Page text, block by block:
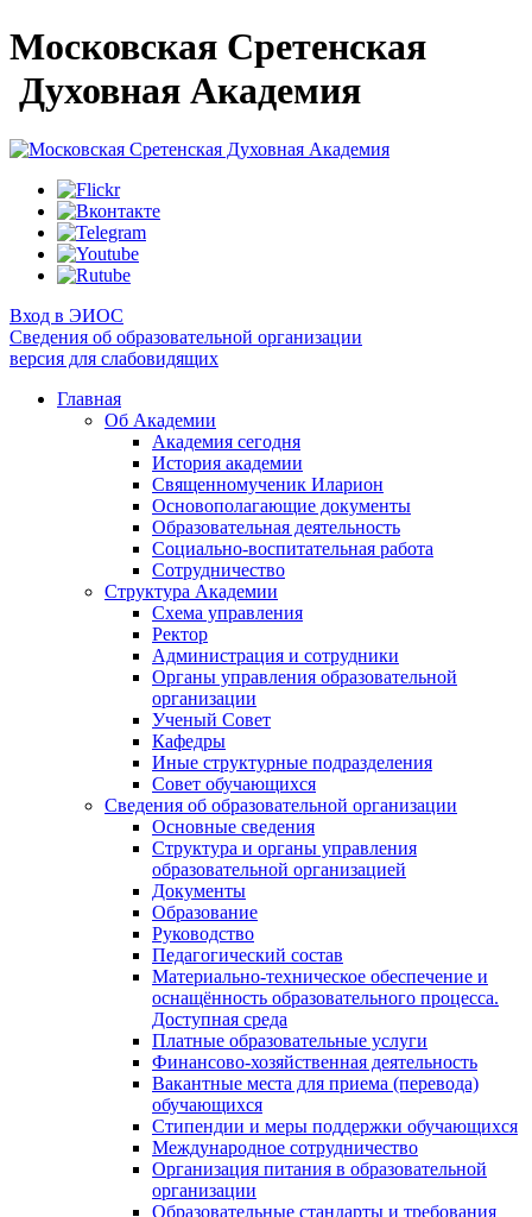
Московская Сретенская
Духовная Академия
Вход в ЭИОС
Сведения об образовательной организации
версия для слабовидящих
Главная
Об Академии
Академия сегодня
История академии
Священномученик Иларион
Основополагающие документы
Образовательная деятельность
Социально-воспитательная работа
Сотрудничество
Структура Академии
Схема управления
Ректор
Администрация и сотрудники
Органы управления образовательной
организации
Ученый Совет
Кафедры
Иные структурные подразделения
Совет обучающихся
Сведения об образовательной организации
Основные сведения
Структура и органы управления
образовательной организацией
Документы
Образование
Руководство
Педагогический состав
Материально-техническое обеспечение и
оснащённость образовательного процесса.
Доступная среда
Платные образовательные услуги
Финансово-хозяйственная деятельность
Вакантные места для приема (перевода)
обучающихся
Стипендии и меры поддержки обучающихся
Международное сотрудничество
Организация питания в образовательной
организации
Образовательные стандарты и требования